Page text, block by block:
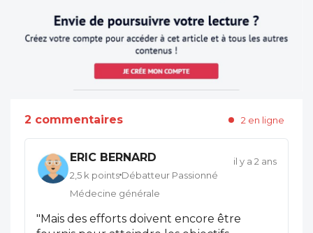
2 commentaires 2 en ligne
ERIC BERNARD
2,5 k points Débatteur Passionné
Médecine générale
il y a 2 ans
"Mais des efforts doivent encore être